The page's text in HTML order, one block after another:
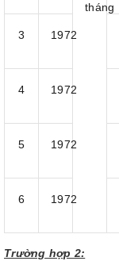
tháng
3 1972
4 1972
5 1972
6 1972
Trường hợp 2: